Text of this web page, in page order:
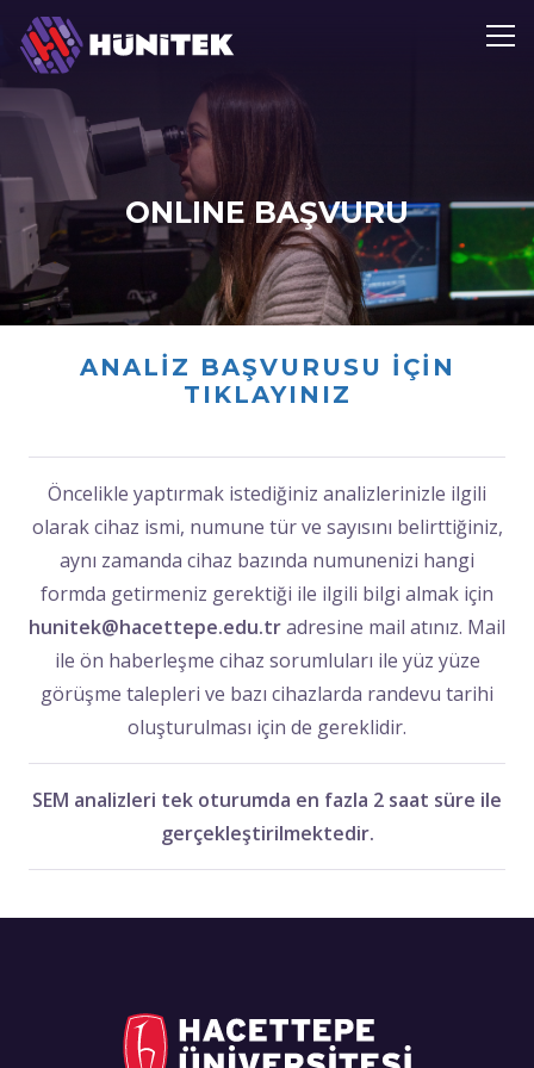
ONLINE BAŞVURU
ANALİZ BAŞVURUSU İÇİN
TIKLAYINIZ
Öncelikle yaptırmak istediğiniz analizlerinizle ilgili
olarak cihaz ismi, numune tür ve sayısını belirttiğiniz,
aynı zamanda cihaz bazında numunenizi hangi
formda getirmeniz gerektiği ile ilgili bilgi almak için
hunitek@hacettepe.edu.tradresine mail atınız. Mail
ile ön haberleşme cihaz sorumluları ile yüz yüze
görüşme talepleri ve bazı cihazlarda randevu tarihi
oluşturulması için de gereklidir.
SEM analizleri tek oturumda en fazla 2 saat süre ile
gerçekleştirilmektedir.